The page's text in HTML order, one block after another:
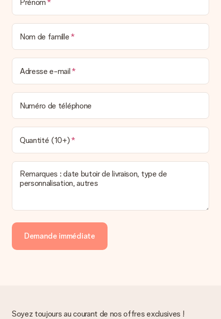
Nom de famille
Adresse e-mail
Numéro de téléphone
Quantité (10+)
Remarques : date butoir de livraison, type de
personnalisation, autres
Demande immédiate
Soyez toujours au courant de nos offres exclusives !